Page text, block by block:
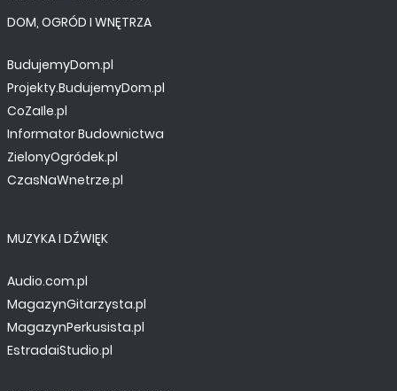
DOM, OGRÓD I WNĘTRZA
BudujemyDom.pl
Projekty.BudujemyDom.pl
CoZaIle.pl
Informator Budownictwa
ZielonyOgródek.pl
CzasNaWnetrze.pl
MUZYKA I DŹWIĘK
Audio.com.pl
MagazynGitarzysta.pl
MagazynPerkusista.pl
EstradaiStudio.pl